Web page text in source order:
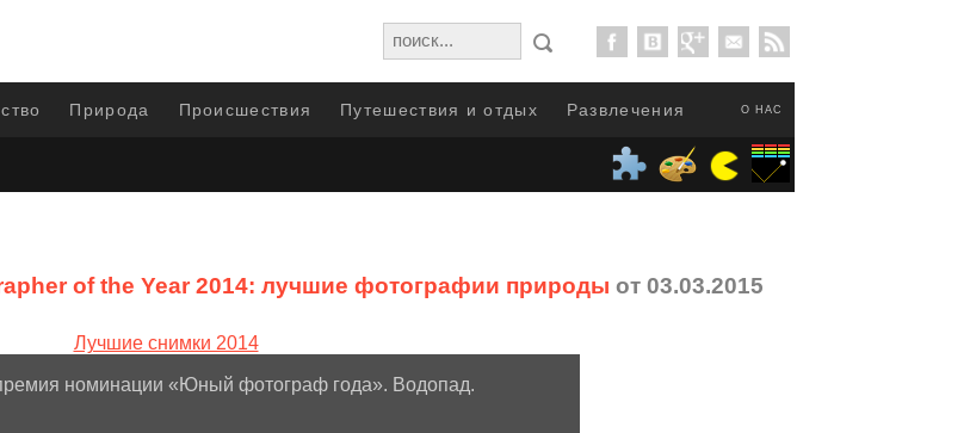
О НАС
Природа Происшествия Путешествия и отдых Развлечения
of the Year 2014: лучшие фотографии природы от 03.03.2015
номинации «Юный фотограф года». Водопад.